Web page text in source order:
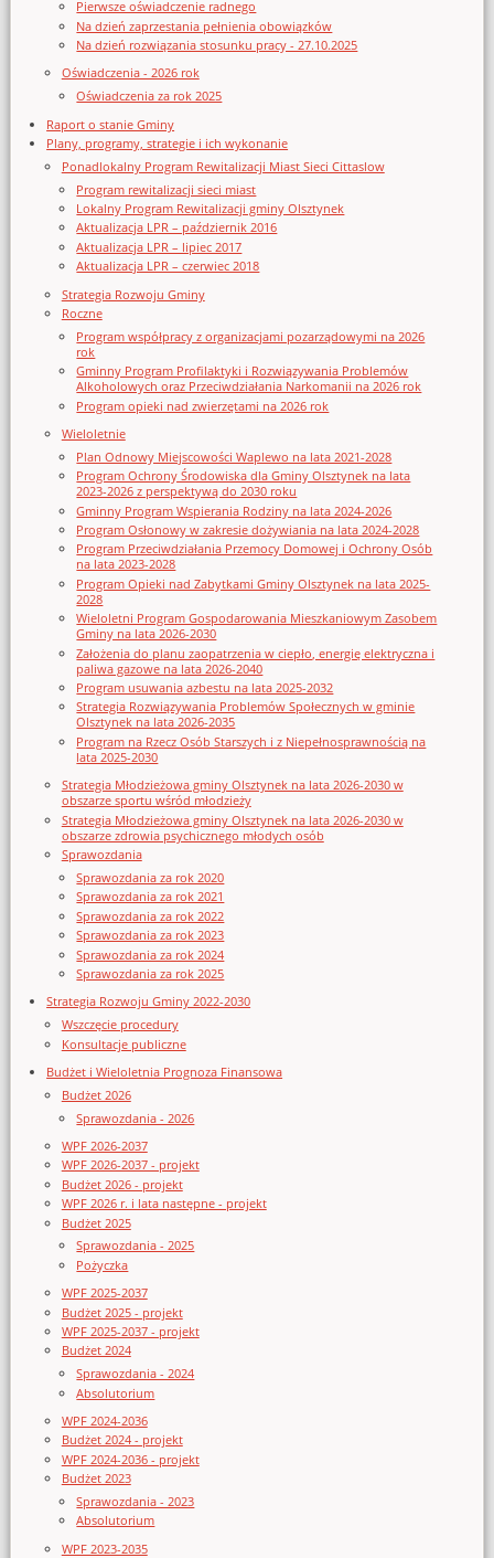
Pierwsze oświadczenie radnego
Na dzień zaprzestania pełnienia obowiązków
Na dzień rozwiązania stosunku pracy - 27.10.2025
Oświadczenia - 2026 rok
Oświadczenia za rok 2025
Raport o stanie Gminy
Plany, programy, strategie i ich wykonanie
Ponadlokalny Program Rewitalizacji Miast Sieci Cittaslow
Program rewitalizacji sieci miast
Lokalny Program Rewitalizacji gminy Olsztynek
Aktualizacja LPR – październik 2016
Aktualizacja LPR – lipiec 2017
Aktualizacja LPR – czerwiec 2018
Strategia Rozwoju Gminy
Roczne
Program współpracy z organizacjami pozarządowymi na 2026
rok
Gminny Program Profilaktyki i Rozwiązywania Problemów
Alkoholowych oraz Przeciwdziałania Narkomanii na 2026 rok
Program opieki nad zwierzętami na 2026 rok
Wieloletnie
Plan Odnowy Miejscowości Waplewo na lata 2021-2028
Program Ochrony Środowiska dla Gminy Olsztynek na lata
2023-2026 z perspektywą do 2030 roku
Gminny Program Wspierania Rodziny na lata 2024-2026
Program Osłonowy w zakresie dożywiania na lata 2024-2028
Program Przeciwdziałania Przemocy Domowej i Ochrony Osób
na lata 2023-2028
Program Opieki nad Zabytkami Gminy Olsztynek na lata 2025-
2028
Wieloletni Program Gospodarowania Mieszkaniowym Zasobem
Gminy na lata 2026-2030
Założenia do planu zaopatrzenia w ciepło, energię elektryczna i
paliwa gazowe na lata 2026-2040
Program usuwania azbestu na lata 2025-2032
Strategia Rozwiązywania Problemów Społecznych w gminie
Olsztynek na lata 2026-2035
Program na Rzecz Osób Starszych i z Niepełnosprawnością na
lata 2025-2030
Strategia Młodzieżowa gminy Olsztynek na lata 2026-2030 w
obszarze sportu wśród młodzieży
Strategia Młodzieżowa gminy Olsztynek na lata 2026-2030 w
obszarze zdrowia psychicznego młodych osób
Sprawozdania
Sprawozdania za rok 2020
Sprawozdania za rok 2021
Sprawozdania za rok 2022
Sprawozdania za rok 2023
Sprawozdania za rok 2024
Sprawozdania za rok 2025
Strategia Rozwoju Gminy 2022-2030
Wszczęcie procedury
Konsultacje publiczne
Budżet i Wieloletnia Prognoza Finansowa
Budżet 2026
Sprawozdania - 2026
WPF 2026-2037
WPF 2026-2037 - projekt
Budżet 2026 - projekt
WPF 2026 r. i lata następne - projekt
Budżet 2025
Sprawozdania - 2025
Pożyczka
WPF 2025-2037
Budżet 2025 - projekt
WPF 2025-2037 - projekt
Budżet 2024
Sprawozdania - 2024
Absolutorium
WPF 2024-2036
Budżet 2024 - projekt
WPF 2024-2036 - projekt
Budżet 2023
Sprawozdania - 2023
Absolutorium
WPF 2023-2035